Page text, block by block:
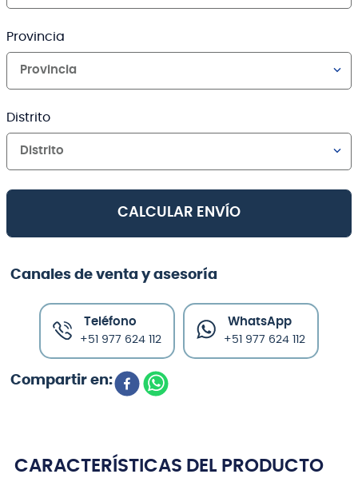
Provincia
Provincia
Distrito
Distrito
CALCULAR ENVÍO
Canales de venta y asesoría
Teléfono
+51 977 624 112
WhatsApp
+51 977 624 112
CARACTERÍSTICAS DEL PRODUCTO